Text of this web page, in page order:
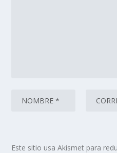
Este sitio usa Akismet para